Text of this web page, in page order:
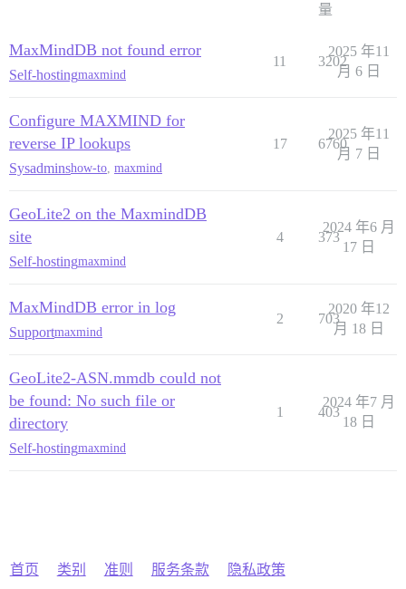
量
MaxMindDB not found error
Self-hostingmaxmind
11 3202
2025 年11
月 6 日
Configure MAXMIND for
reverse IP lookups
Sysadminshow-to, maxmind
17 6760
2025 年11
月 7 日
GeoLite2 on the MaxmindDB
site
Self-hostingmaxmind
4 373
2024 年6 月
17 日
MaxMindDB error in log
Supportmaxmind
2 703
2020 年12
月 18 日
GeoLite2-ASN.mmdb could not
be found: No such file or
directory
Self-hostingmaxmind
1 403
2024 年7 月
18 日
首页 类别 准则 服务条款 隐私政策